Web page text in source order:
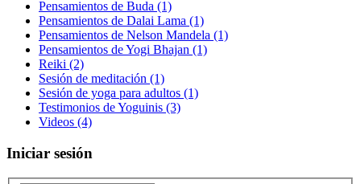
Pensamientos de Buda (1)
Pensamientos de Dalai Lama (1)
Pensamientos de Nelson Mandela (1)
Pensamientos de Yogi Bhajan (1)
Reiki (2)
Sesión de meditación (1)
Sesión de yoga para adultos (1)
Testimonios de Yoguinis (3)
Videos (4)
Iniciar sesión